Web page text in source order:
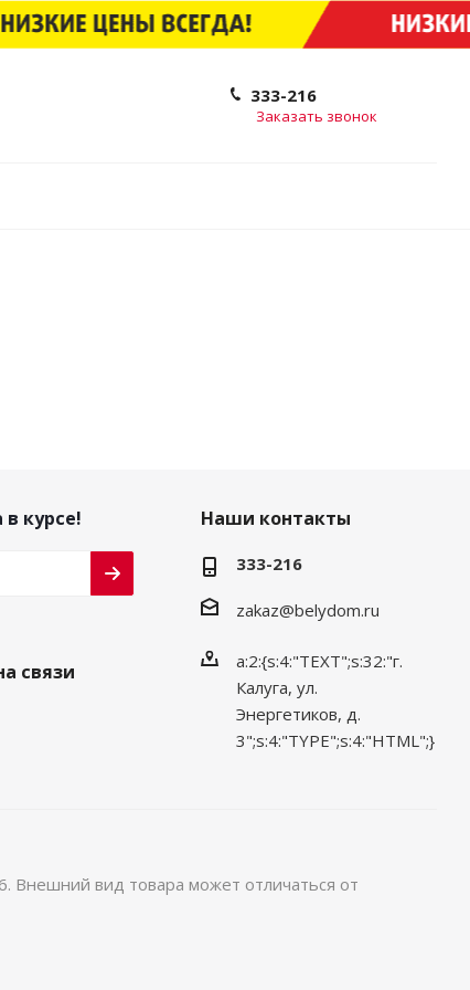
333-216
Заказать звонок
в курсе!
связи
Наши контакты
333-216
zakaz@belydom.ru
a:2:{s:4:"TEXT";s:32:"г.
Калуга, ул.
Энергетиков, д.
3";s:4:"TYPE";s:4:"HTML";}
Внешний вид товара может отличаться от